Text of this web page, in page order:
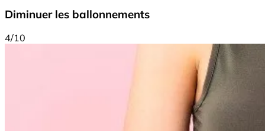
Diminuer les ballonnements
4/10